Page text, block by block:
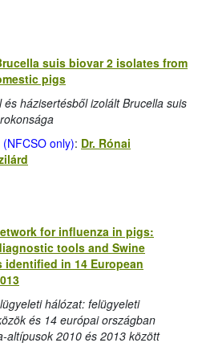
suis biovar 2 isolates from
pigs
házisertésből izolált Brucella suis
only): Dr. Rónai
for influenza in pigs:
tools and Swine
in 14 European
hálózat: felügyeleti
és 14 európai országban
altípusok 2010 és 2013 között